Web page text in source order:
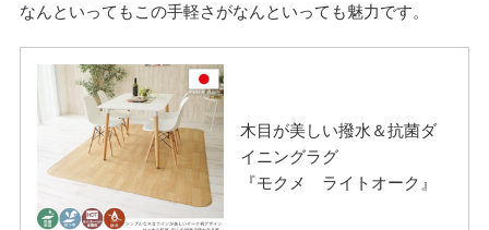
なんといってもこの手軽さがなんといっても魅力です。
木目が美しい撥水＆抗菌ダ
イニングラグ
『モクメ ライトオーク』